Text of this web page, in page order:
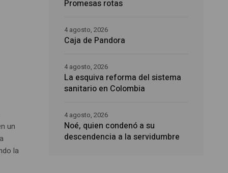
un
la
Promesas rotas
Caja de Pandora
4 agosto, 2026
La esquiva reforma del sistema
sanitario en Colombia
4 agosto, 2026
Noé, quien condenó a su
descendencia a la servidumbre
4 agosto, 2026